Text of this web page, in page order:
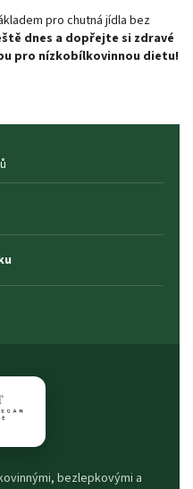
pro chutná jídla bez
dnes a dopřejte si zdravé
pro nízkobílkovinnou dietu!
bezlepkovými a